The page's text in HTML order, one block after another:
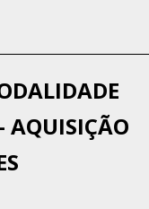
AQUISIÇÃO